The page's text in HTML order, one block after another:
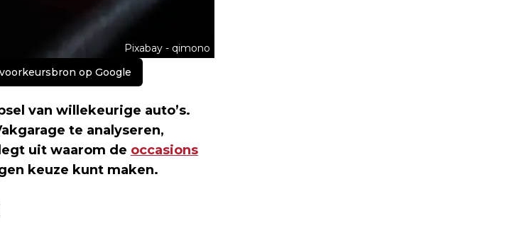
Pixabay - qimono
op Google
van willekeurige auto’s.
te analyseren,
uit waarom de occasions
keuze kunt maken.